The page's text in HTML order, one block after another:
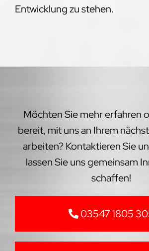
Entwicklung zu stehen.
Möchten Sie mehr erfahren
bereit, mit uns an Ihrem
arbeiten? Kontaktieren Sie
lassen Sie uns gemeinsam
schaffen!
03547 1805